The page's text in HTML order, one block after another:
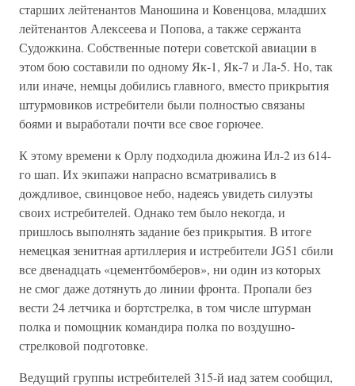
старших лейтенантов Маношина и Ковенцова, младших
лейтенантов Алексеева и Попова, а также сержанта
Судожкина. Собственные потери советской авиации в
этом бою составили по одному Як-1, Як-7 и Лa-5. Но, так
или иначе, немцы добились главного, вместо прикрытия
штурмовиков истребители были полностью связаны
боями и выработали почти все свое горючее.
К этому времени к Орлу подходила дюжина Ил-2 из 614-
го шап. Их экипажи напрасно всматривались в
дождливое, свинцовое небо, надеясь увидеть силуэты
своих истребителей. Однако тем было некогда, и
пришлось выполнять задание без прикрытия. В итоге
немецкая зенитная артиллерия и истребители JG51 сбили
все двенадцать «цементбомберов», ни один из которых
не смог даже дотянуть до линии фронта. Пропали без
вести 24 летчика и бортстрелка, в том числе штурман
полка и помощник командира полка по воздушно-
стрелковой подготовке.
Ведущий группы истребителей 315-й иад затем сообщил,